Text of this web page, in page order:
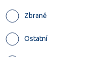
Zbraně
Ostatní